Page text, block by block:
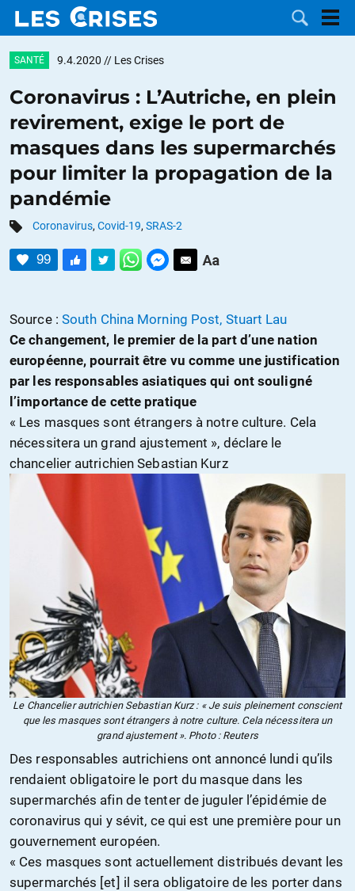
DOSSIERS
CATÉGORIES
NOUS
DON
SANTÉ 9.4.2020 // Les Crises
Coronavirus : L’Autriche, en plein
revirement, exige le port de
masques dans les supermarchés
pour limiter la propagation de la
pandémie
Coronavirus, Covid-19, SRAS-2
99
Source : South China Morning Post, Stuart Lau
Ce changement, l epremier de la partd’une nation
européenne, pourrait être vu comme une justification
par les responsables asiatiques qui ont souligné
l’importance de cette pratique
« Les masques sont étrangers à notre culture. Cela
nécessitera un grand ajustement », déclare le
chancelier autrichien Sebastian Kurz
Le Chancelier autrichien Sebastian Kurz : « Je suis pleinement conscient
que les masques sont étrangers à notre culture. Cela nécessitera un
grand ajustement ». Photo : Reuters
Des responsables autrichiens ont annoncé lundi qu’ils
rendaient obligatoire le port du masque dans les
supermarchés afin de tenter de juguler l’épidémie de
coronavirus qui y sévit, ce qui est une première pour un
gouvernement européen.
« Ces masques sont actuellement distribués devant les
supermarchés [et] il sera obligatoire de les porter dans